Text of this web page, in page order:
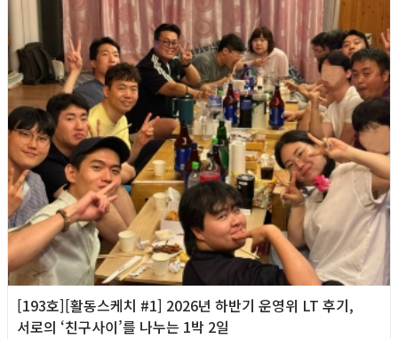
[193호][활동스케치 #1] 2026년 하반기 운영위 LT 후기,
서로의 ‘친구사이’를 나누는 1박 2일